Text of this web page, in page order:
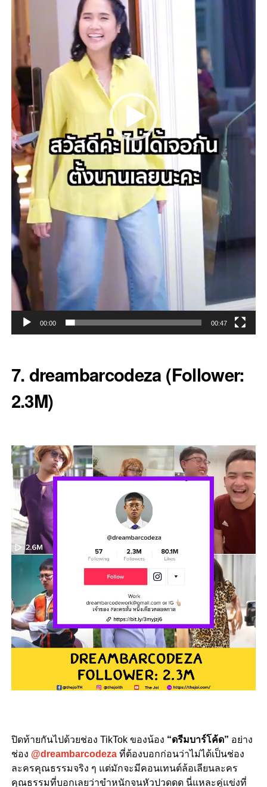
00:00 00:47
7. dreambarcodeza (Follower:
2.3M)
ปิดท้ายกันไปด้วยช่อง TikTok ของน้อง “ดรีมบาร์โค้ด” อย่าง
ช่อง @dreambarcodezaที่ต้องบอกก่อนว่าไม่ได้เป็นช่อง
ละครคุณธรรมจริง ๆ แต่มักจะมีคอนเทนต์ล้อเลียนละคร
คุณธรรมที่บอกเลยว่าขำหนักจนหัวปวดดด นี่แหละคู่แข่งที่